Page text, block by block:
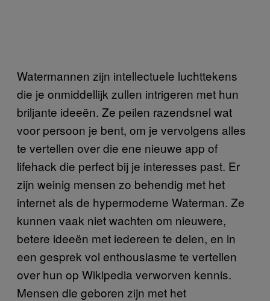
Watermannen zijn intellectuele luchttekens
die je onmiddellijk zullen intrigeren met hun
briljante ideeën. Ze peilen razendsnel wat
voor persoon je bent, om je vervolgens alles
te vertellen over die ene nieuwe app of
lifehack die perfect bij je interesses past. Er
zijn weinig mensen zo behendig met het
internet als de hypermoderne Waterman. Ze
kunnen vaak niet wachten om nieuwere,
betere ideeën met iedereen te delen, en in
een gesprek vol enthousiasme te vertellen
over hun op Wikipedia verworven kennis.
Mensen die geboren zijn met het